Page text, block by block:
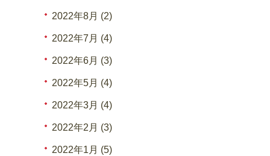
2022年8月 (2)
2022年7月 (4)
2022年6月 (3)
2022年5月 (4)
2022年3月 (4)
2022年2月 (3)
2022年1月 (5)